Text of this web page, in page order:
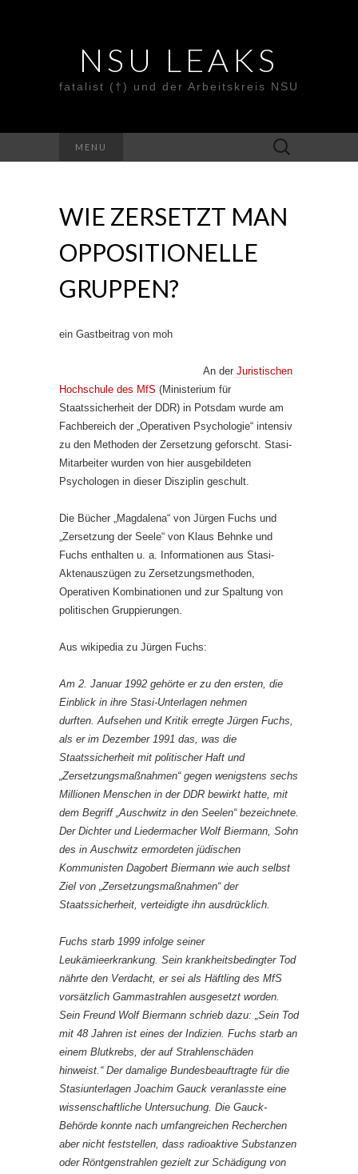
NSU LEAKS
fatalist (†) und der Arbeitskreis NSU
MENU
Suche
nach:
WIE ZERSETZT MAN
OPPOSITIONELLE
GRUPPEN?
ein Gastbeitrag von moh
An der Juristischen
Hochschule des MfS (Ministerium für
Staatssicherheit der DDR) in Potsdam wurde am
Fachbereich der „Operativen Psychologie“ intensiv
zu den Methoden der Zersetzung geforscht. Stasi-
Mitarbeiter wurden von hier ausgebildeten
Psychologen in dieser Disziplin geschult.
Die Bücher „Magdalena“ von Jürgen Fuchs und
„Zersetzung der Seele“ von Klaus Behnke und
Fuchs enthalten u. a. Informationen aus Stasi-
Aktenauszügen zu Zersetzungsmethoden,
Operativen Kombinationen und zur Spaltung von
politischen Gruppierungen.
Aus wikipedia zu Jürgen Fuchs:
Am 2. Januar 1992 gehörte er zu den ersten, die
Einblick in ihre Stasi-Unterlagen nehmen
durften. Aufsehen und Kritik erregte Jürgen Fuchs,
als er im Dezember 1991 das, was die
Staatssicherheit mit politischer Haft und
„Zersetzungsmaßnahmen“ gegen wenigstens sechs
Millionen Menschen in der DDR bewirkt hatte, mit
dem Begriff „Auschwitz in den Seelen“ bezeichnete.
Der Dichter und Liedermacher Wolf Biermann, Sohn
des in Auschwitz ermordeten jüdischen
Kommunisten Dagobert Biermann wie auch selbst
Ziel von „Zersetzungsmaßnahmen“ der
Staatssicherheit, verteidigte ihn ausdrücklich.
Fuchs starb 1999 infolge seiner
Leukämieerkrankung. Sein krankheitsbedingter Tod
nährte den Verdacht, er sei als Häftling des MfS
vorsätzlich Gammastrahlen ausgesetzt worden.
Sein Freund Wolf Biermann schrieb dazu: „Sein Tod
mit 48 Jahren ist eines der Indizien. Fuchs starb an
einem Blutkrebs, der auf Strahlenschäden
hinweist.“ Der damalige Bundesbeauftragte für die
Stasiunterlagen Joachim Gauck veranlasste eine
wissenschaftliche Untersuchung. Die Gauck-
Behörde konnte nach umfangreichen Recherchen
aber nicht feststellen, dass radioaktive Substanzen
oder Röntgenstrahlen gezielt zur Schädigung von